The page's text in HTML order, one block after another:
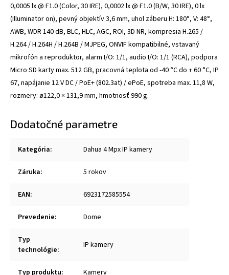
0,0005 lx @ F1.0 (Color, 30 IRE), 0,0002 lx @ F1.0 (B/W, 30 IRE), 0 lx
(Illuminator on), pevný objektív 3,6 mm, uhol záberu H: 180°, V: 48°,
AWB, WDR 140 dB, BLC, HLC, AGC, ROI, 3D NR, kompresia H.265 /
H.264 / H.264H / H.264B / MJPEG, ONVIF kompatibilné, vstavaný
mikrofón a reproduktor, alarm I/O: 1/1, audio I/O: 1/1 (RCA), podpora
Micro SD karty max. 512 GB, pracovná teplota od -40 °C do + 60 °C, IP
67, napájanie 12 V DC / PoE+ (802.3at) / ePoE, spotreba max. 11,8 W,
rozmery: ø122,0 × 131,9 mm, hmotnosť 990 g.
Dodatočné parametre
Kategória: Dahua 4 Mpx IP kamery
Záruka: 5 rokov
EAN: 6923172585554
Prevedenie: Dome
Typ
technológie: IP kamery
Typ produktu: Kamery